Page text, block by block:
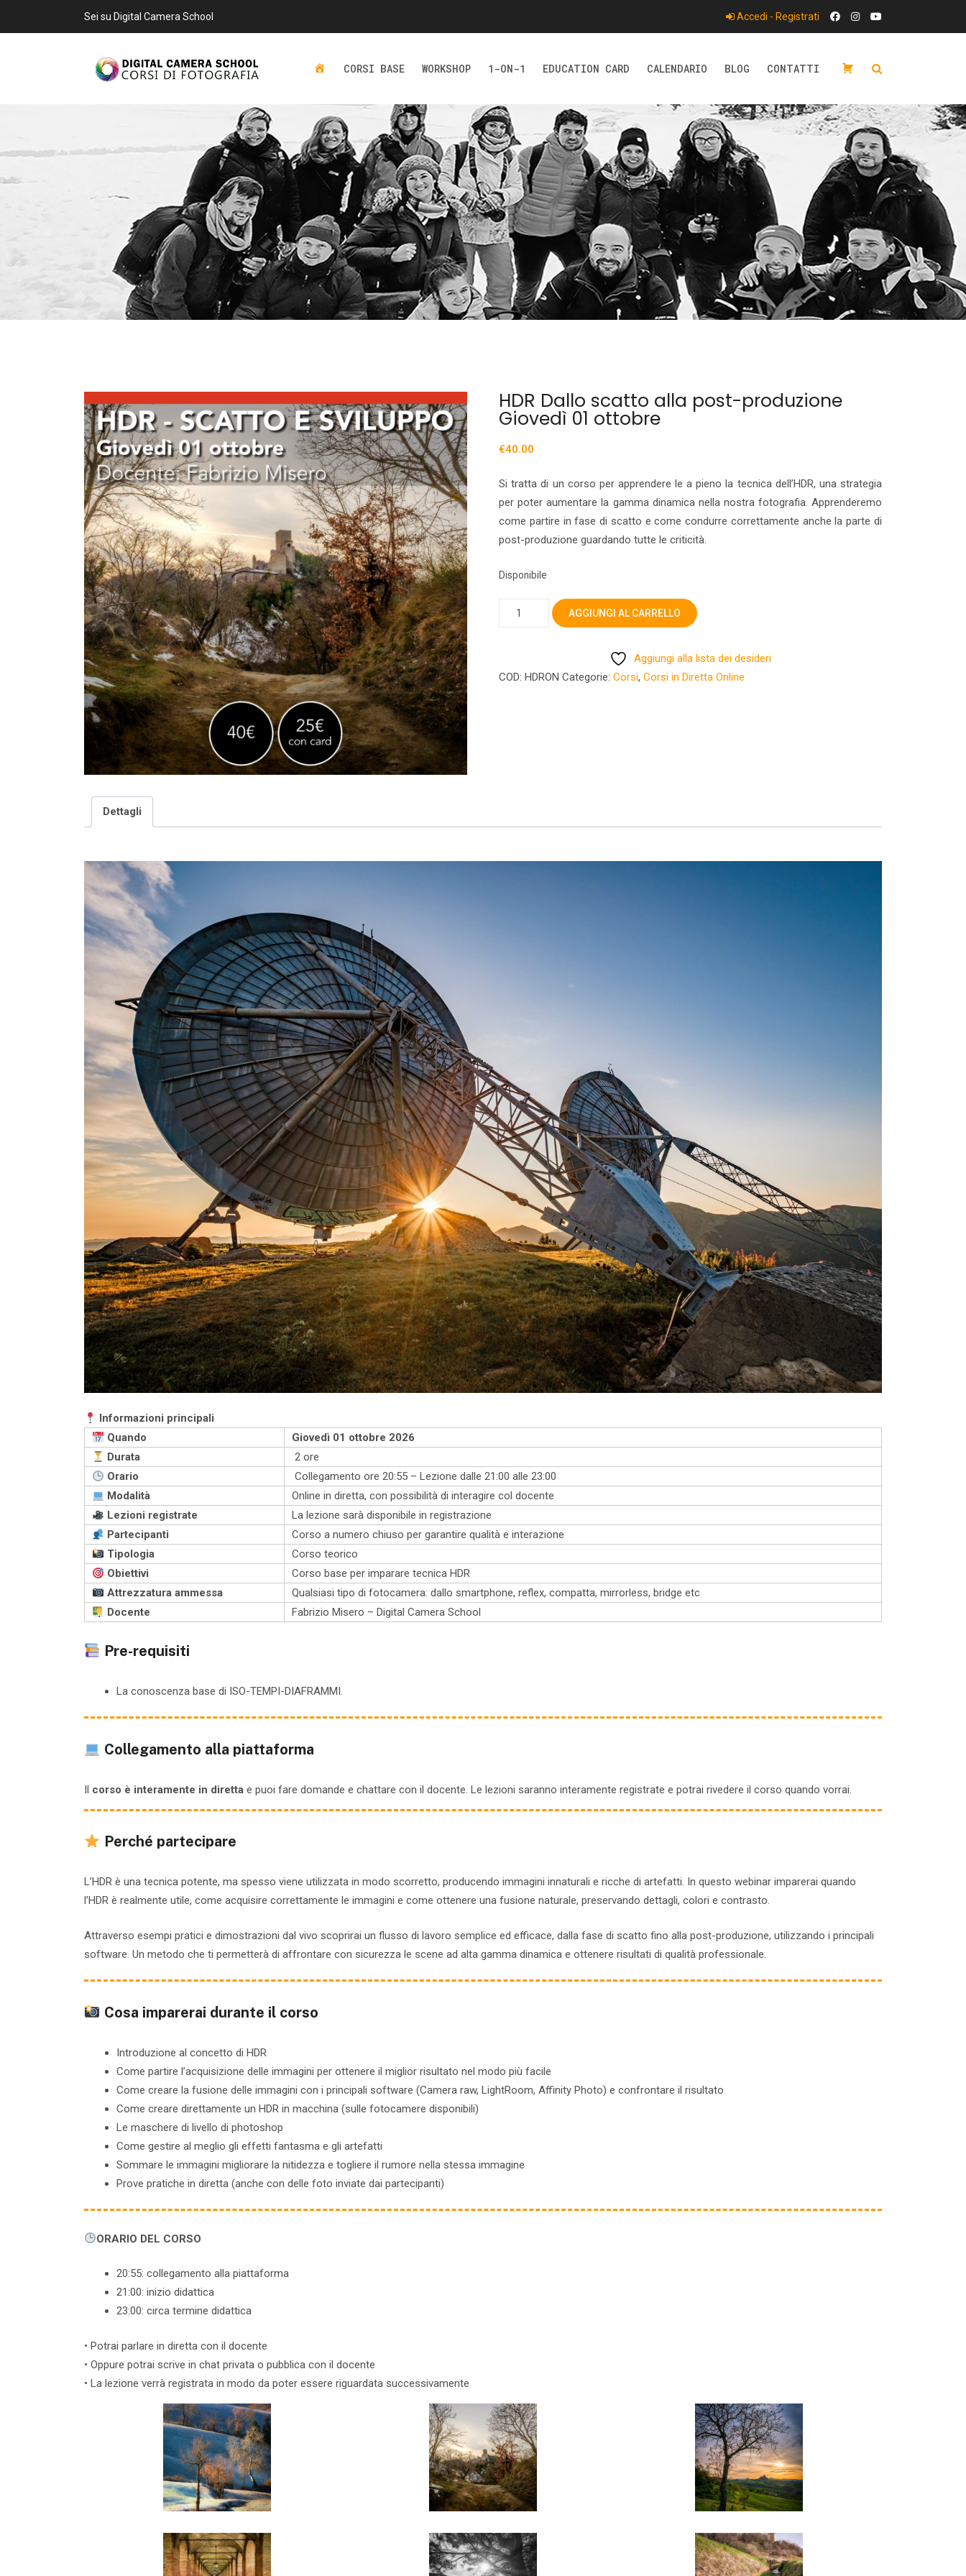
Sei su Digital Camera School Accedi - Registrati
CORSI BASE WORKSHOP 1-ON-1 EDUCATION CARD CALENDARIO BLOG CONTATTI
HDR Dallo scatto alla post-produzione
Giovedì 01 ottobre
€40.00
Si tratta di un corso per apprendere le a pieno la tecnica dell’HDR, una strategia
per poter aumentare la gamma dinamica nella nostra fotografia. Apprenderemo
come partire in fase di scatto e come condurre correttamente anche la parte di
post-produzione guardando tutte le criticità.
Disponibile
HDR
post-
AGGIUNGI AL CARRELLO
Aggiungi alla lista dei desideri
COD: HDRON Categorie:Corsi,Corsi in Diretta Online
Dettagli
Informazioni principali
Quando
Giovedì 01 ottobre 2026
Durata
2 ore
Orario
Collegamento ore 20:55 – Lezione dalle 21:00 alle 23:00
Modalità
Online in diretta, con possibilità di interagire col docente
Lezioni registrate
La lezione sarà disponibile in registrazione
Partecipanti
Corso a numero chiuso per garantire qualità e interazione
Tipologia
Corso teorico
Obiettivi
Corso base per imparare tecnica HDR
Attrezzatura ammessa
Qualsiasi tipo di fotocamera: dallo smartphone, reflex, compatta, mirrorless, bridge etc
Docente
Fabrizio Misero – Digital Camera School
Pre-requisiti
La conoscenza base di ISO-TEMPI-DIAFRAMMI.
Collegamento alla piattaforma
Il corso è interamente in diretta e puoi fare domande e chattare con il docente. Le lezioni saranno interamente registrate e potrai rivedere il corso quando vorrai.
Perché partecipare
L’HDR è una tecnica potente, ma spesso viene utilizzata in modo scorretto, producendo immagini innaturali e ricche di artefatti. In questo webinar imparerai quando
l’HDR è realmente utile, come acquisire correttamente le immagini e come ottenere una fusione naturale, preservando dettagli, colori e contrasto.
Attraverso esempi pratici e dimostrazioni dal vivo scoprirai un flusso di lavoro semplice ed efficace, dalla fase di scatto fino alla post-produzione, utilizzando i principali
software. Un metodo che ti permetterà di affrontare con sicurezza le scene ad alta gamma dinamica e ottenere risultati di qualità professionale.
Cosa imparerai durante il corso
Introduzione al concetto di HDR
Come partire l’acquisizione delle immagini per ottenere il miglior risultato nel modo più facile
Come creare la fusione delle immagini con i principali software (Camera raw, LightRoom, Affinity Photo) e confrontare il risultato
Come creare direttamente un HDR in macchina (sulle fotocamere disponibili)
Le maschere di livello di photoshop
Come gestire al meglio gli effetti fantasma e gli artefatti
Sommare le immagini migliorare la nitidezza e togliere il rumore nella stessa immagine
Prove pratiche in diretta (anche con delle foto inviate dai partecipanti)
ORARIO DEL CORSO
20:55: collegamento alla piattaforma
21:00: inizio didattica
23:00: circa termine didattica
• Potrai parlare in diretta con il docente
• Oppure potrai scrive in chat privata o pubblica con il docente
• La lezione verrà registrata in modo da poter essere riguardata successivamente